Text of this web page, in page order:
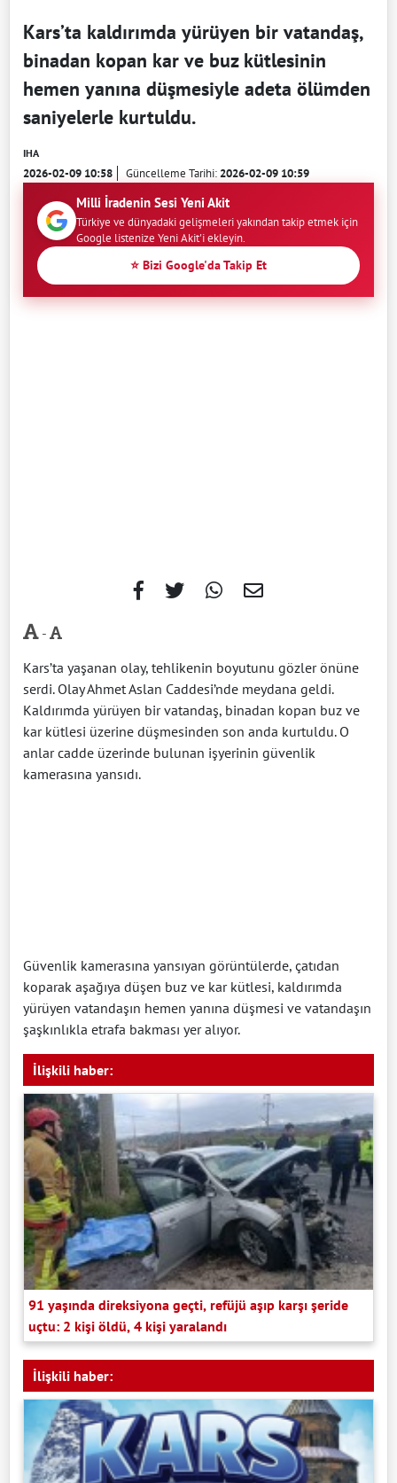
Kars’ta kaldırımda yürüyen bir vatandaş,
binadan kopan kar ve buz kütlesinin
hemen yanına düşmesiyle adeta ölümden
saniyelerle kurtuldu.
IHA
2026-02-09 10:58 Güncelleme Tarihi:2026-02-09 10:59
Milli İradenin Sesi Yeni Akit
Türkiye ve dünyadaki gelişmeleri yakından takip etmek için
Google listenize Yeni Akit'i ekleyin.
⭐ Bizi Google'da Takip Et
-
Kars’ta yaşanan olay, tehlikenin boyutunu gözler önüne
serdi. Olay Ahmet Aslan Caddesi’nde meydana geldi.
Kaldırımda yürüyen bir vatandaş, binadan kopan buz ve
kar kütlesi üzerine düşmesinden son anda kurtuldu. O
anlar cadde üzerinde bulunan işyerinin güvenlik
kamerasına yansıdı.
Güvenlik kamerasına yansıyan görüntülerde, çatıdan
koparak aşağıya düşen buz ve kar kütlesi, kaldırımda
yürüyen vatandaşın hemen yanına düşmesi ve vatandaşın
şaşkınlıkla etrafa bakması yer alıyor.
İlişkili haber:
91 yaşında direksiyona geçti, refüjü aşıp karşı şeride
uçtu: 2 kişi öldü, 4 kişi yaralandı
İlişkili haber: